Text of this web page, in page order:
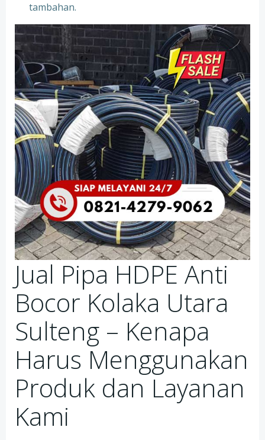
tambahan.
Jual Pipa HDPE Anti
Bocor Kolaka Utara
Sulteng – Kenapa
Harus Menggunakan
Produk dan Layanan
Kami